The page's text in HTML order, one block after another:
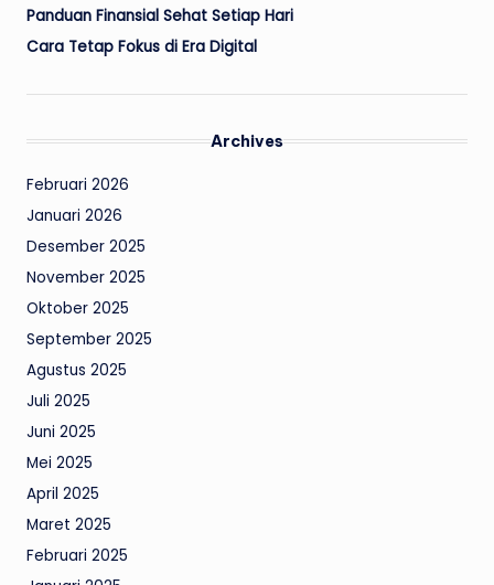
Panduan Finansial Sehat Setiap Hari
Cara Tetap Fokus di Era Digital
Archives
Februari 2026
Januari 2026
Desember 2025
November 2025
Oktober 2025
September 2025
Agustus 2025
Juli 2025
Juni 2025
Mei 2025
April 2025
Maret 2025
Februari 2025